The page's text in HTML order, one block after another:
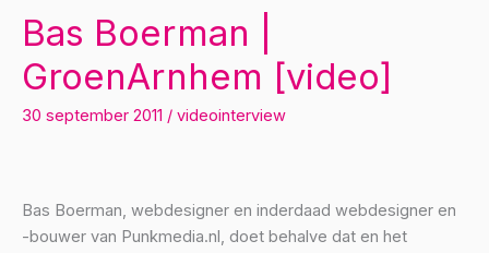
Bas Boerman |
GroenArnhem [video]
30 september 2011 / videointerview
Bas Boerman, webdesigner en inderdaad webdesigner en
-bouwer van Punkmedia.nl, doet behalve dat en het